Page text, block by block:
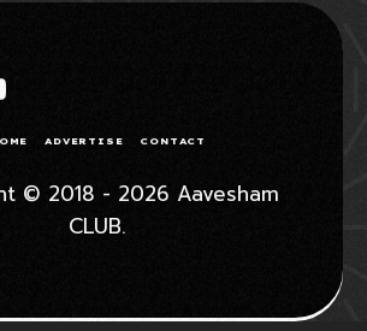
ADVERTISE CONTACT
© 2018 - 2026 Aavesham
CLUB.